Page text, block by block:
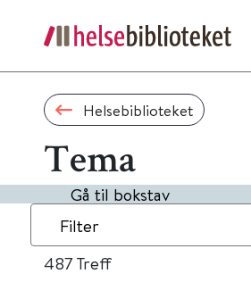
Helsebiblioteket
Tema
Gå til bokstav
Filter
487Treff